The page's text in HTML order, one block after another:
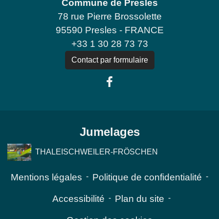
Commune de Presles
78 rue Pierre Brossolette
95590 Presles - FRANCE
+33 1 30 28 73 73
Contact par formulaire
Jumelages
THALEISCHWEILER-FRÖSCHEN
Mentions légales - Politique de confidentialité -
Accessibilité - Plan du site -